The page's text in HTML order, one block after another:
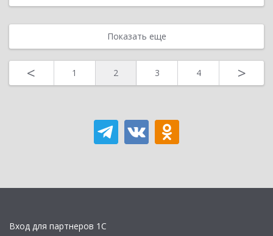
Показать еще
< 1 2 3 4 >
Вход для партнеров 1С